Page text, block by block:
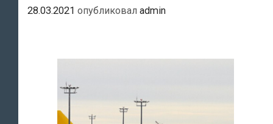
28.03.2021 опубликовал admin